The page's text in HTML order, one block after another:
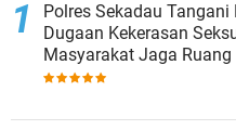
Polres Sekadau Tangani
Dugaan Kekerasan
Masyarakat Jaga